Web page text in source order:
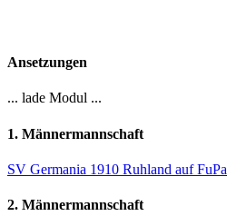
Ansetzungen
... lade Modul ...
1. Männermannschaft
SV Germania 1910 Ruhland auf FuPa
2. Männermannschaft